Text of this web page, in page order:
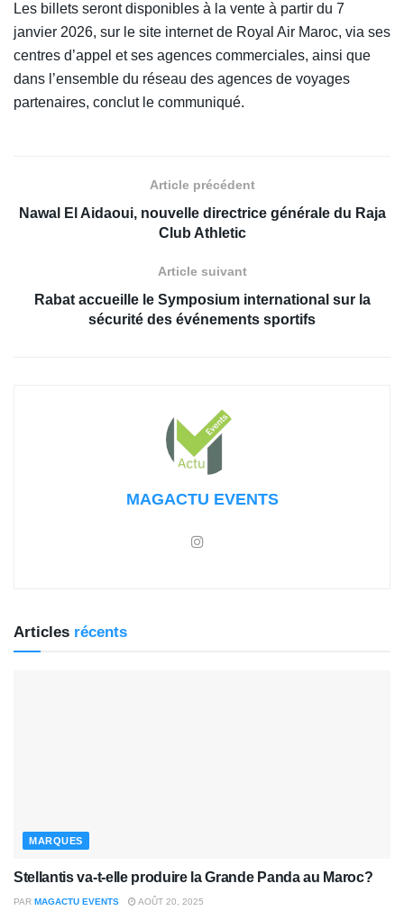
Les billets seront disponibles à la vente à partir du 7
janvier 2026, sur le site internet de Royal Air Maroc, via ses
centres d’appel et ses agences commerciales, ainsi que
dans l’ensemble du réseau des agences de voyages
partenaires, conclut le communiqué.
Article précédent
Nawal El Aidaoui, nouvelle directrice générale du Raja
Club Athletic
Article suivant
Rabat accueille le Symposium international sur la
sécurité des événements sportifs
MAGACTU EVENTS
Articles récents
MARQUES
Stellantis va-t-elle produire la Grande Panda au Maroc?
PAR MAGACTU EVENTS AOÛT 20, 2025